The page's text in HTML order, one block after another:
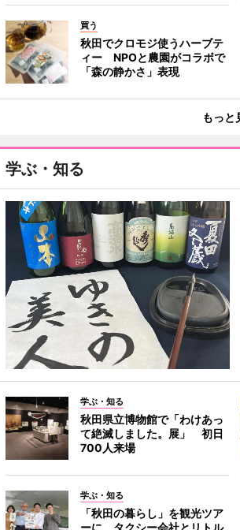
買う
秋田でクロモジ使うハーブテ
ィー NPOと農園がコラボで
「森の静かさ」表現
もっと
学ぶ・知る
学ぶ・知る
秋田県立博物館で「わけあっ
て絶滅しました。展」 初日
700人来場
学ぶ・知る
「秋田の暮らし」を観光ツア